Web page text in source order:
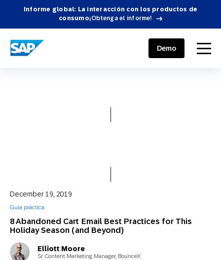
Informe global: La interacción con los productos de
consumo¡Obtenga el informe!
SAP ENGAGEMENT CLOUD menu
Demo
8 Abandoned Cart Email Best Practices for This
Holiday Season (and Beyond)
December 19, 2019
Guía práctica
Elliott Moore
Sr. Content Marketing Manager, BounceX